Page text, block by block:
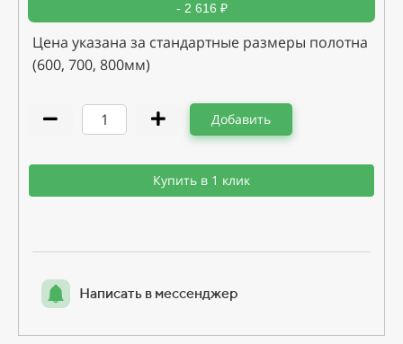
- 2 616 ₽
Цена указана за стандартные размеры полотна
(600, 700, 800мм)
Добавить
Купить в 1 клик
Написать в мессенджер